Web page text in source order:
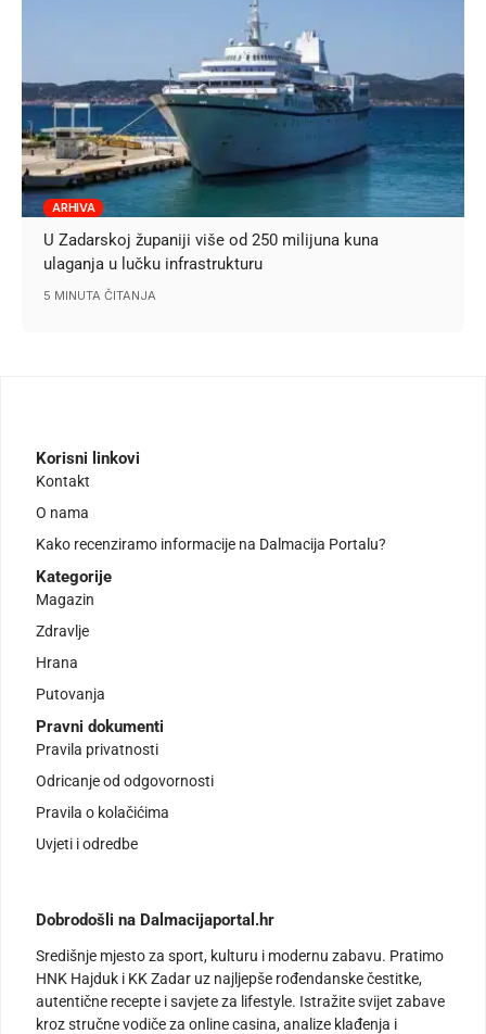
ARHIVA
U Zadarskoj županiji više od 250 milijuna kuna
ulaganja u lučku infrastrukturu
5 MINUTA ČITANJA
Korisni linkovi
Kontakt
O nama
Kako recenziramo informacije na Dalmacija Portalu?
Kategorije
Magazin
Zdravlje
Hrana
Putovanja
Pravni dokumenti
Pravila privatnosti
Odricanje od odgovornosti
Pravila o kolačićima
Uvjeti i odredbe
Dobrodošli na Dalmacijaportal.hr
Središnje mjesto za sport, kulturu i modernu zabavu. Pratimo
HNK Hajduk i KK Zadar uz najljepše rođendanske čestitke,
autentične recepte i savjete za lifestyle. Istražite svijet zabave
kroz stručne vodiče za online casina, analize klađenja i